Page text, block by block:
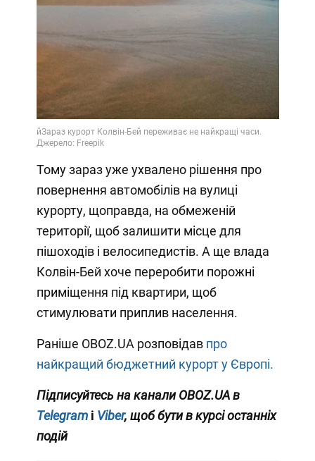
Video
Тому зараз уже ухвалено рішення про
повернення автомобілів на вулиці
курорту, щоправда, на обмеженій
території, щоб залишити місце для
пішоходів і велосипедистів. А ще влада
Колвін-Бей хоче переробити порожні
приміщення під квартири, щоб
стимулювати приплив населення.
Раніше OBOZ.UA розповідав про
найкращий бюджетний курорт у Європі.
Підписуйтесь на канали OBOZ.UA в
Telegramі Viber, щоб бути в курсі останніх
подій